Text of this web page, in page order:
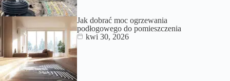
Jak dobrać moc ogrzewania
podłogowego do pomieszczenia
kwi 30, 2026